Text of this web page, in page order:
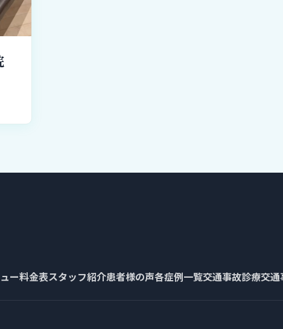
ー料金表スタッフ紹介患者様の声各症例一覧交通事故診療交通